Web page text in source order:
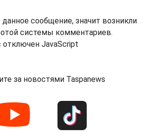
сообщение, значит возникли
системы комментариев.
отключен JavaScript
за новостями Taspanews